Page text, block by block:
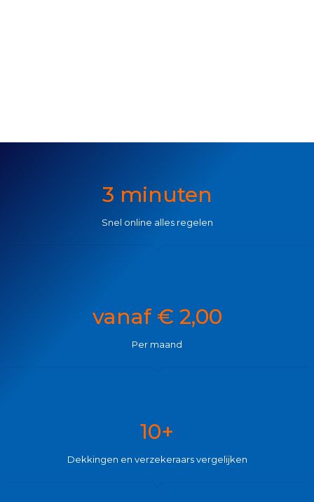
3 minuten
Snel online alles regelen
vanaf € 2,00
Per maand
10+
Dekkingen en verzekeraars vergelijken